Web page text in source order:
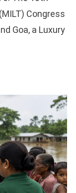
Congress
Goa, a Luxury